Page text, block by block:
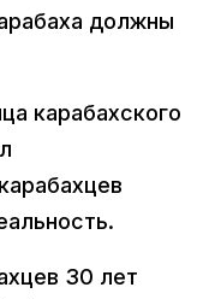
должны
карабахского
30 лет